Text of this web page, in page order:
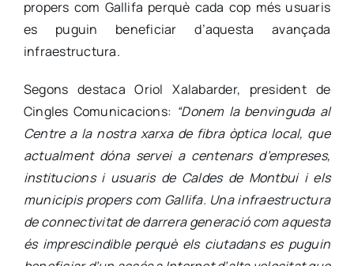
propers com Gallifa perquè cada cop més usuaris
es puguin beneficiar d’aquesta avançada
infraestructura.
Segons destaca Oriol Xalabarder, president de
Cingles Comunicacions: “Donem la benvinguda al
Centre a la nostra xarxa de fibra òptica local, que
actualment dóna servei a centenars d’empreses,
institucions i usuaris de Caldes de Montbui i els
municipis propers com Gallifa. Una infraestructura
de connectivitat de darrera generació com aquesta
és imprescindible perquè els ciutadans es puguin